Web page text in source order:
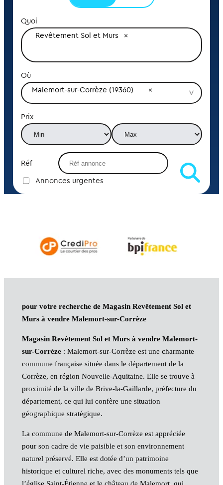
Quoi
Revêtement Sol et Murs
Où
Malemort-sur-Corrèze (19360)
Prix
Réf
Annonces urgentes
pour votre recherche de Magasin Revêtement Sol et
Murs à vendre Malemort-sur-Corrèze
Magasin Revêtement Sol et Murs à vendre Malemort-
sur-Corrèze: Malemort-sur-Corrèze est une charmante
commune française située dans le département de la
Corrèze, en région Nouvelle-Aquitaine. Elle se trouve à
proximité de la ville de Brive-la-Gaillarde, préfecture du
département, ce qui lui confère une situation
géographique stratégique.
La commune de Malemort-sur-Corrèze est appréciée
pour son cadre de vie paisible et son environnement
naturel préservé. Elle est dotée d’un patrimoine
historique et culturel riche, avec des monuments tels que